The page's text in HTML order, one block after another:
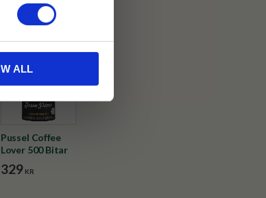
ALL
Java
Pussel Coffee
Lover 500 Bitar
329 KR